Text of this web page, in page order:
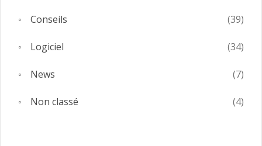
Conseils (39)
Logiciel (34)
News (7)
Non classé (4)